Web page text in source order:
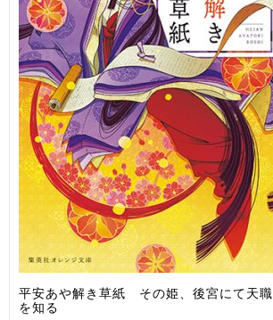
平安あや解き草紙 その姫、後宮にて天職
を知る